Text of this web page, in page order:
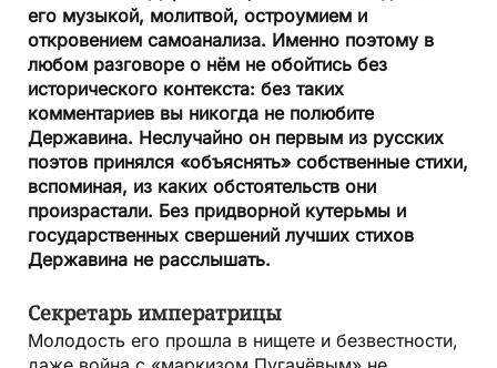
его музыкой, молитвой, остроумием и
откровением самоанализа. Именно поэтому в
любом разговоре о нём не обойтись без
исторического контекста: без таких
комментариев вы никогда не полюбите
Державина. Неслучайно он первым из русских
поэтов принялся «объяснять» собственные стихи,
вспоминая, из каких обстоятельств они
произрастали. Без придворной кутерьмы и
государственных свершений лучших стихов
Державина не расслышать.
Секретарь императрицы
Молодость его прошла в нищете и безвестности,